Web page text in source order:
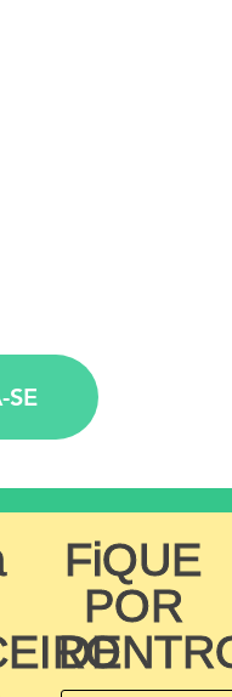
SE
FiQUE
POR